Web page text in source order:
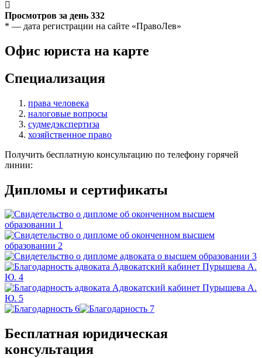
Просмотров за день 332
* — дата регистрации на сайте «ПравоЛев»
Офис юриста на карте
Специализация
права человека
налоговые вопросы
судмедэкспертиза
хозяйственное право
Получить бесплатную консультацию по телефону горячей
линии:
Дипломы и сертификаты
Бесплатная юридическая
консультация